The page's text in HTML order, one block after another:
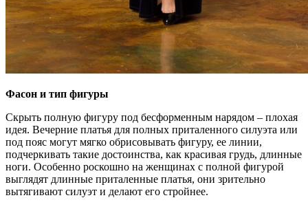
Фасон и тип фигуры
Скрыть полную фигуру под бесформенным нарядом – плохая
идея. Вечерние платья для полных приталенного силуэта или
под пояс могут мягко обрисовывать фигуру, ее линии,
подчеркивать такие достоинства, как красивая грудь, длинные
ноги. Особенно роскошно на женщинах с полной фигурой
выглядят длинные приталенные платья, они зрительно
вытягивают силуэт и делают его стройнее.